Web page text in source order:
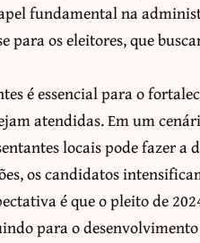
fundamental na
para os eleitores, que
é essencial para o
atendidas. Em um
locais pode fazer
os candidatos
é que o pleito de
para o